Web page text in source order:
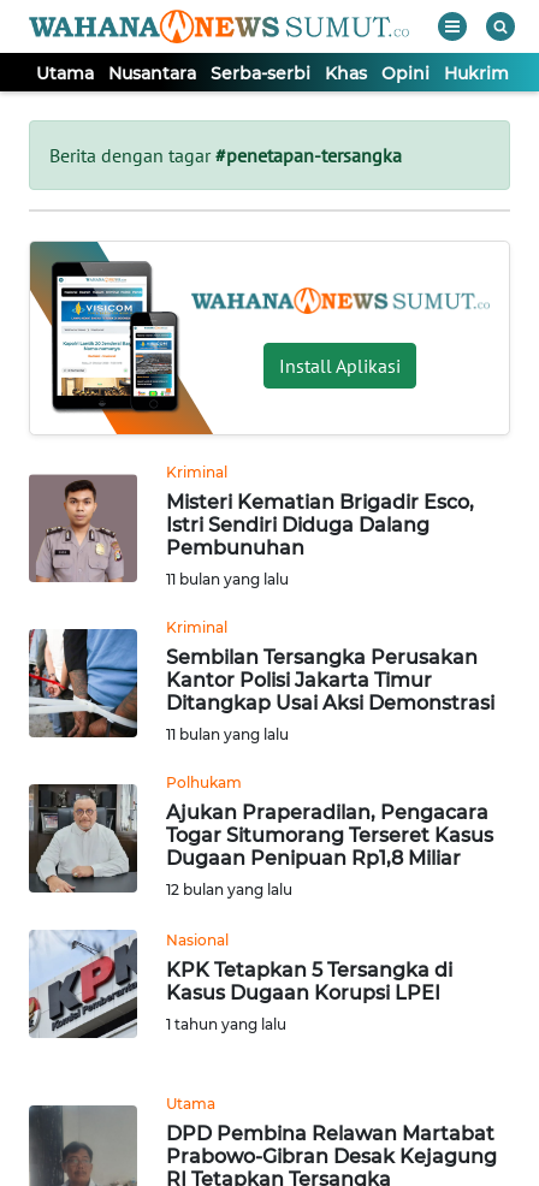
Utama Nusantara Serba-serbi Khas Opini Hukrim
Berita dengan tagar#penetapan-tersangka
Install Aplikasi
Kriminal
Misteri Kematian Brigadir Esco,
Istri Sendiri Diduga Dalang
Pembunuhan
11 bulan yang lalu
Kriminal
Sembilan Tersangka Perusakan
Kantor Polisi Jakarta Timur
Ditangkap Usai Aksi Demonstrasi
11 bulan yang lalu
Polhukam
Ajukan Praperadilan, Pengacara
Togar Situmorang Terseret Kasus
Dugaan Penipuan Rp1,8 Miliar
12 bulan yang lalu
Nasional
KPK Tetapkan 5 Tersangka di
Kasus Dugaan Korupsi LPEI
1 tahun yang lalu
Utama
DPD Pembina Relawan Martabat
Prabowo-Gibran Desak Kejagung
RI Tetapkan Tersangka
Tutup
UTAMA
NUSANTARA
SERBA-
SERBI
KHAS
OPINI
HUKRIM
PERISTIWA
Informasi
BERITA
KONTAK
KAMI
INFO
IKLAN
TENTANG
PEDOMAN
MEDIA
SIBER